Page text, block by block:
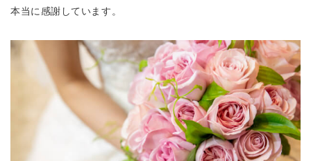
本当に感謝しています。